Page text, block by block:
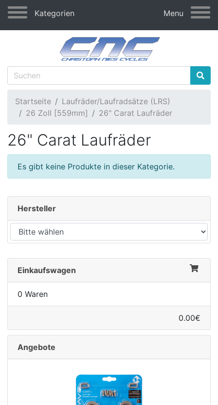
Kategorien Menu
Startseite
Laufräder/Laufradsätze (LRS)
26 Zoll [559mm]
26" Carat Laufräder
26" Carat Laufräder
Es gibt keine Produkte in dieser Kategorie.
Hersteller
Einkaufswagen
0 Waren
0.00€
Angebote